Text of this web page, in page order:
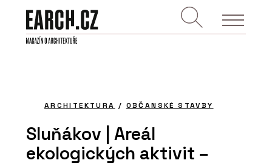
ARCHITEKTURA / OBČANSKÉ STAVBY
Sluňákov | Areál
ekologických aktivit –